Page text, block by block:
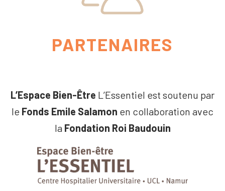
PARTENAIRES
L’Espace Bien-Être L’Essentiel est soutenu par
le Fonds Emile Salamon en collaboration avec
la Fondation Roi Baudouin